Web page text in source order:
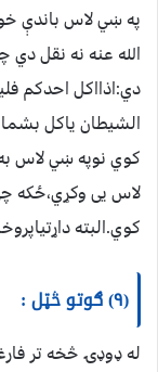
په ښي لاس باندې
الله عنه نه نقل دي
دي:اذااکل احدکم
الشیطان یاکل
کوي نوپه ښي لاس
لاس یی وکړي،ځکه
کوي.البته
(۹) ګوتو څټل :
له ډوډۍ څخه تر